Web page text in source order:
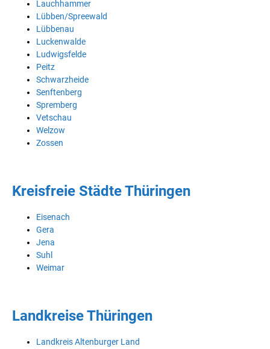
Lauchhammer
Lübben/Spreewald
Lübbenau
Luckenwalde
Ludwigsfelde
Peitz
Schwarzheide
Senftenberg
Spremberg
Vetschau
Welzow
Zossen
Kreisfreie Städte Thüringen
Eisenach
Gera
Jena
Suhl
Weimar
Landkreise Thüringen
Landkreis Altenburger Land